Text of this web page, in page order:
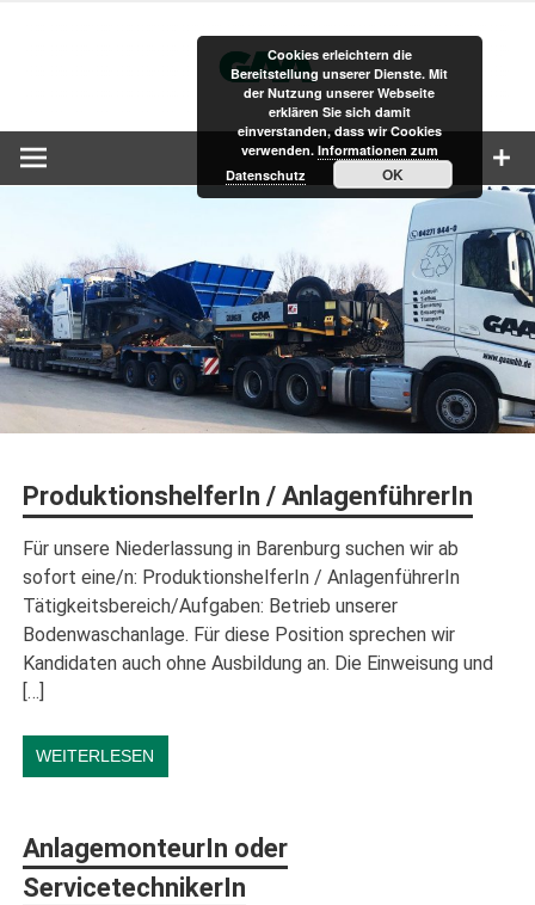
ProduktionshelferIn / AnlagenführerIn
Für unsere Niederlassung in Barenburg suchen wir ab
sofort eine/n: ProduktionshelferIn / AnlagenführerIn
Tätigkeitsbereich/Aufgaben: Betrieb unserer
Bodenwaschanlage. Für diese Position sprechen wir
Kandidaten auch ohne Ausbildung an. Die Einweisung und
[…]
WEITERLESEN
AnlagemonteurIn oder
ServicetechnikerIn
Cookies erleichtern die
Bereitstellung unserer Dienste. Mit
der Nutzung unserer Webseite
erklären Sie sich damit
einverstanden, dass wir Cookies
verwenden. Informationen zum
Datenschutz
OK